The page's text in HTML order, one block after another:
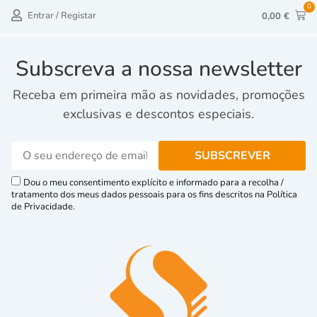
Entrar / Registar 0,00 €
0
Subscreva a nossa newsletter
Receba em primeira mão as novidades, promoções
exclusivas e descontos especiais.
Dou o meu consentimento explícito e informado para a recolha /
tratamento dos meus dados pessoais para os fins descritos na Política
de Privacidade.